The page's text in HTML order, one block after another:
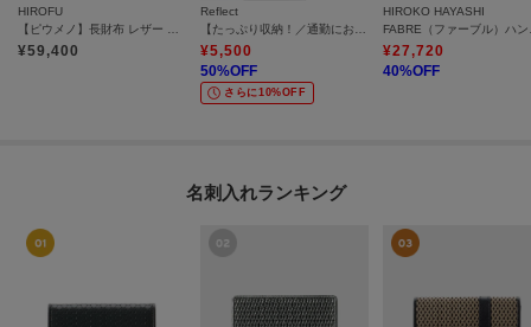
HIROFU
¥59,400
Reflect
¥5,500
50%OFF
さらに10%OFF
HIROKO HAYASHI
¥27,720
40%OFF
名刺入れランキング